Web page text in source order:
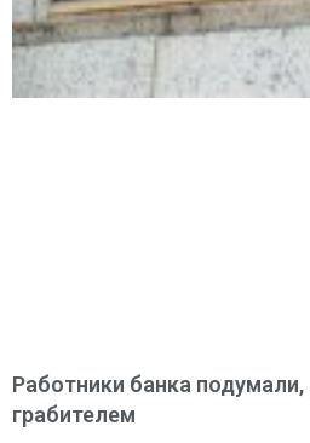
Работники банка
грабителем